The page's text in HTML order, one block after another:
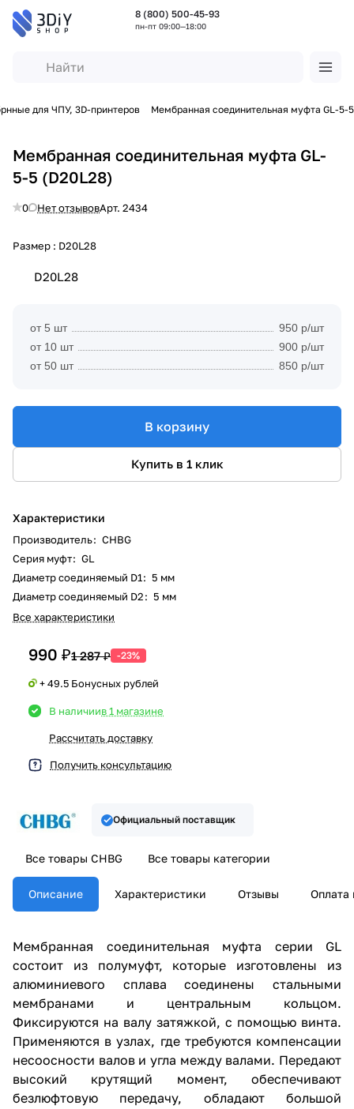
8 (800) 500-45-93
пн-пт 09:00—18:00
для ЧПУ, 3D-принтеров Мембранная соединительная муфта GL-5-5
Мембранная соединительная муфта GL-
5-5 (D20L28)
0 Нет отзывовАрт. 2434
Размер : D20L28
D20L28
от 5 шт
950 р/шт
от 10 шт
900 р/шт
от 50 шт
850 р/шт
В корзину
Купить в 1 клик
Характеристики
Производитель: CHBG
Серия муфт: GL
Диаметр соединяемый D1: 5 мм
Диаметр соединяемый D2: 5 мм
Все характеристики
990 ₽1 287 ₽ -23%
+ 49.5 Бонусных рублей
В наличиив 1 магазине
Рассчитать доставку
Получить консультацию
Официальный поставщик
Все товары CHBG Все товары категории
Описание Характеристики Отзывы Оплата
Мембранная соединительная муфта серии GL
состоит из полумуфт, которые изготовлены из
алюминиевого сплава соединены стальными
мембранами и центральным кольцом.
Фиксируются на валу затяжкой, с помощью винта.
Применяются в узлах, где требуются компенсации
несоосности валов и угла между валами. Передают
высокий крутящий момент, обеспечивают
безлюфтовую передачу, обладают большой